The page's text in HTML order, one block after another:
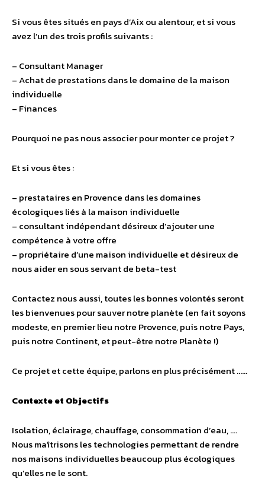
Si vous êtes situés en pays d’Aix ou alentour, et si vous
avez l’un des trois profils suivants :
– Consultant Manager
– Achat de prestations dans le domaine de la maison
individuelle
– Finances
Pourquoi ne pas nous associer pour monter ce projet ?
Et si vous êtes :
– prestataires en Provence dans les domaines
écologiques liés à la maison individuelle
– consultant indépendant désireux d’ajouter une
compétence à votre offre
– propriétaire d’une maison individuelle et désireux de
nous aider en sous servant de beta-test
Contactez nous aussi, toutes les bonnes volontés seront
les bienvenues pour sauver notre planète (en fait soyons
modeste, en premier lieu notre Provence, puis notre Pays,
puis notre Continent, et peut-être notre Planète !)
Ce projet et cette équipe, parlons en plus précisément ……
Contexte et Objectifs
Isolation, éclairage, chauffage, consommation d’eau, ….
Nous maîtrisons les technologies permettant de rendre
nos maisons individuelles beaucoup plus écologiques
qu’elles ne le sont.